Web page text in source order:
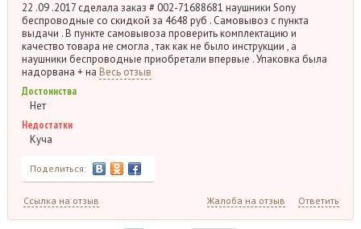
22 .09 .2017 сделала заказ # 002-71688681 наушники Sony
беспроводные со скидкой за 4648 руб . Самовывоз с пункта
выдачи . В пункте самовывоза проверить комплектацию и
качество товара не смогла , так как не было инструкции , а
наушники беспроводные приобретали впервые . Упаковка была
надорвана + на Весь отзыв
Достоинства
Нет
Недостатки
Куча
Поделиться:
Ссылка на отзыв Жалоба на отзыв Ответить